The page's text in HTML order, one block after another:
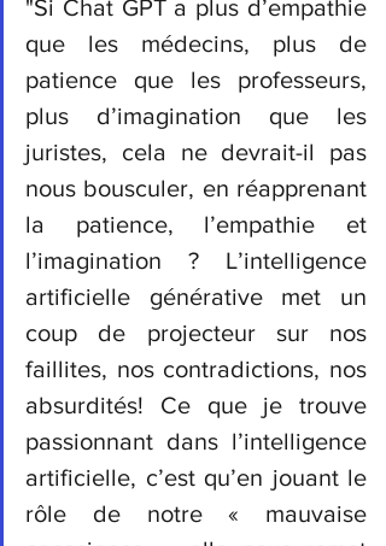
"Si Chat GPT a plus d’empathie
que les médecins, plus de
patience que les professeurs,
plus d’imagination que les
juristes, cela ne devrait-il pas
nous bousculer, en réapprenant
la patience, l’empathie et
l’imagination ?
L’intelligence
artificielle générative met un
coup de projecteur sur nos
faillites, nos contradictions, nos
absurdités! Ce que je trouve
passionnant dans l’intelligence
artificielle, c’est qu’en jouant le
rôle de notre « mauvaise